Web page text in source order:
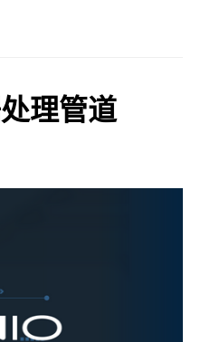
理管道